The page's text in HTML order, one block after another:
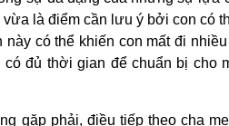
là điểm cần lưu ý bởi con có
có thể khiến con mất đi
đủ thời gian để chuẩn bị cho
gặp phải, điều tiếp theo cha